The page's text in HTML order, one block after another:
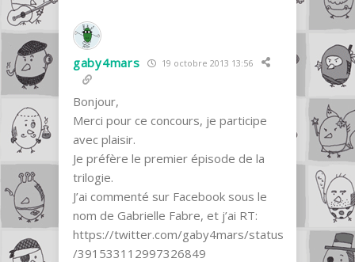
gaby4mars 19 octobre 2013 13:56
Bonjour,
Merci pour ce concours, je participe
avec plaisir.
Je préfère le premier épisode de la
trilogie.
J’ai commenté sur Facebook sous le
nom de Gabrielle Fabre, et j’ai RT:
https://twitter.com/gaby4mars/status
/391533112997326849